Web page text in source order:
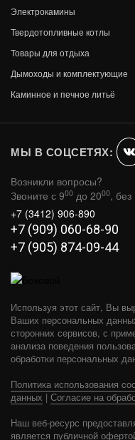
ДВЕРКА ДЛЯ
2 670
ДВЕРКА ДЛЯ
Электрокамины
Твердотопливные котлы
Товары для отдыха
Дымоходы и комплектующие
Каминное и печное литьё
МЫ В СОЦСЕТЯХ:
Возникли вопросы?
Звоните с 900 до 2000,
+7 (3412) 906-890
+7 (909) 060-68-90
+7 (905) 874-09-44
Используя этот сайт, Вы
Ваших персональных
сторонних сервисов, с
анализа поведения
обработки персональных
Политика использования
данных | Согласие на
Наш веб-ресурс
является публичной